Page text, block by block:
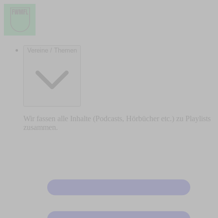
Vereine / Themen
Wir fassen alle Inhalte (Podcasts, Hörbücher etc.) zu Playlists
zusammen.